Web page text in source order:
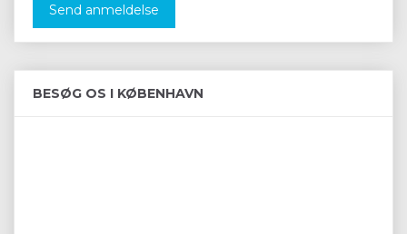
Send anmeldelse
BESØG OS I KØBENHAVN